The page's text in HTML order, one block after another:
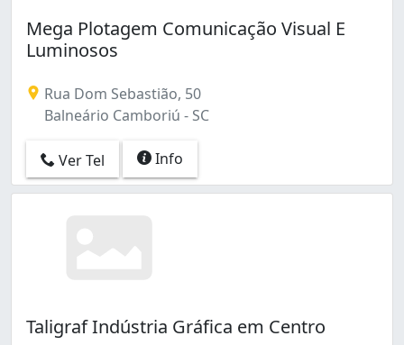
Mega Plotagem Comunicação Visual E
Luminosos
Rua Dom Sebastião, 50
Balneário Camboriú - SC
Ver Tel Info
Taligraf Indústria Gráfica em Centro